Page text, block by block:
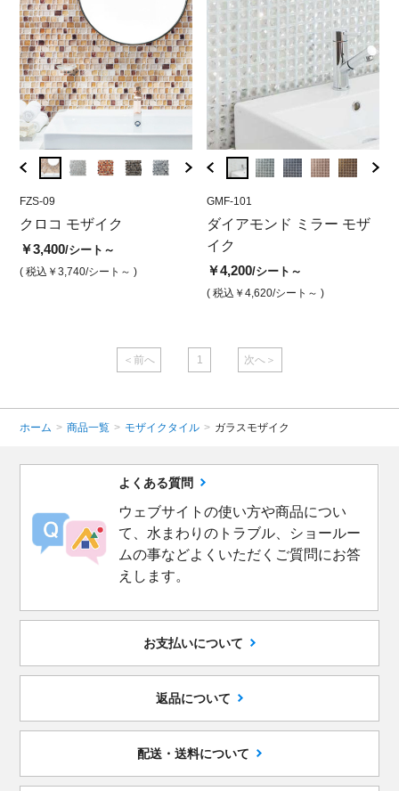
FZS-09
クロコ モザイク
￥3,400/シート～
( 税込￥3,740/シート～ )
FZS-09
クロコ モザイク シルバー
￥3,400
( 税込￥3,740/シート )
クロ
GMF-105
ダイアモンド ミラー モザ
イク ゴールド
￥4,200/シート
GMF-101
ダイアモンド ミラー モザ
イク
￥4,200/シート～
( 税込￥4,620/シート～ )
＜前へ 1 次へ＞
ホーム > 商品一覧 > モザイクタイル > ガラスモザイク
よくある質問
ウェブサイトの使い方や商品につい
て、水まわりのトラブル、ショールー
ムの事などよくいただくご質問にお答
えします。
お支払いについて
返品について
配送・送料について